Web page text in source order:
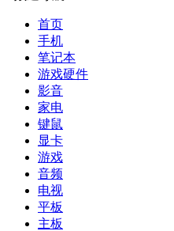
首页
手机
笔记本
游戏硬件
影音
家电
键鼠
显卡
游戏
音频
电视
平板
主板